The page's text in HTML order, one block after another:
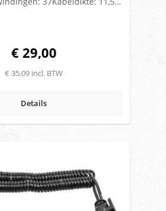
€ 29,00
€ 35,09 incl. BTW
Details